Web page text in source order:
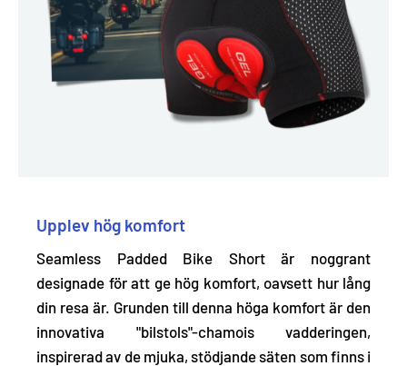
Upplev hög komfort
Seamless Padded Bike Short är noggrant
designade för att ge hög komfort, oavsett hur lång
din resa är. Grunden till denna höga komfort är den
innovativa "bilstols"-chamois vadderingen,
inspirerad av de mjuka, stödjande säten som finns i